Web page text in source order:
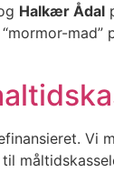
Halkær Ådal
mad”
Vi